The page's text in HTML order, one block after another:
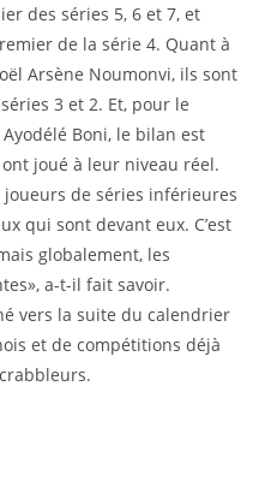
des séries 5, 6 et 7, et
de la série 4. Quant à
Arsène Noumonvi, ils sont
3 et 2. Et, pour le
Boni, le bilan est
joué à leur niveau réel.
de séries inférieures
qui sont devant eux. C’est
globalement, les
a-t-il fait savoir.
vers la suite du calendrier
et de compétitions déjà